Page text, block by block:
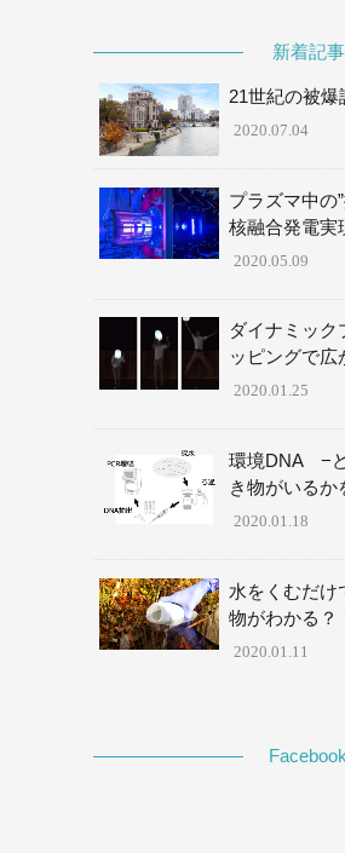
新着記事
21世紀の被爆
2020.07.04
プラズマ中
核融合発電実
2020.05.09
ダイナミック
ッピングで広
2020.01.25
環境DNA −
き物がいるか
2020.01.18
水をくむだけ
物がわかる？
2020.01.11
Facebook